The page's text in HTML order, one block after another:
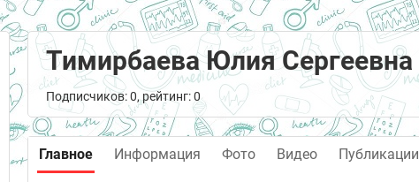
Тимирбаева Юлия Сергеевна
Подписчиков: 0, рейтинг: 0
Главное Информация Фото Видео Публикации